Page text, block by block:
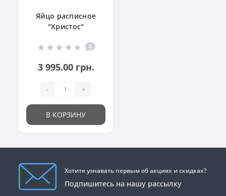
Яйцо расписное
"Христос"
0
3 995.00 грн.
- +
В КОРЗИНУ
Хотите узнавать первым об акциях и скидках?
Подпишитесь на нашу рассылку